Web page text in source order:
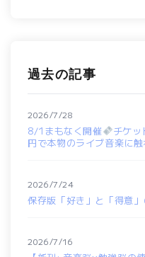
過去の記事
8/1まもなく開催
チケ
円で本物のライブ音楽に
2026/7/28
保存版「好き」と「得意
2026/7/24
2026/7/16